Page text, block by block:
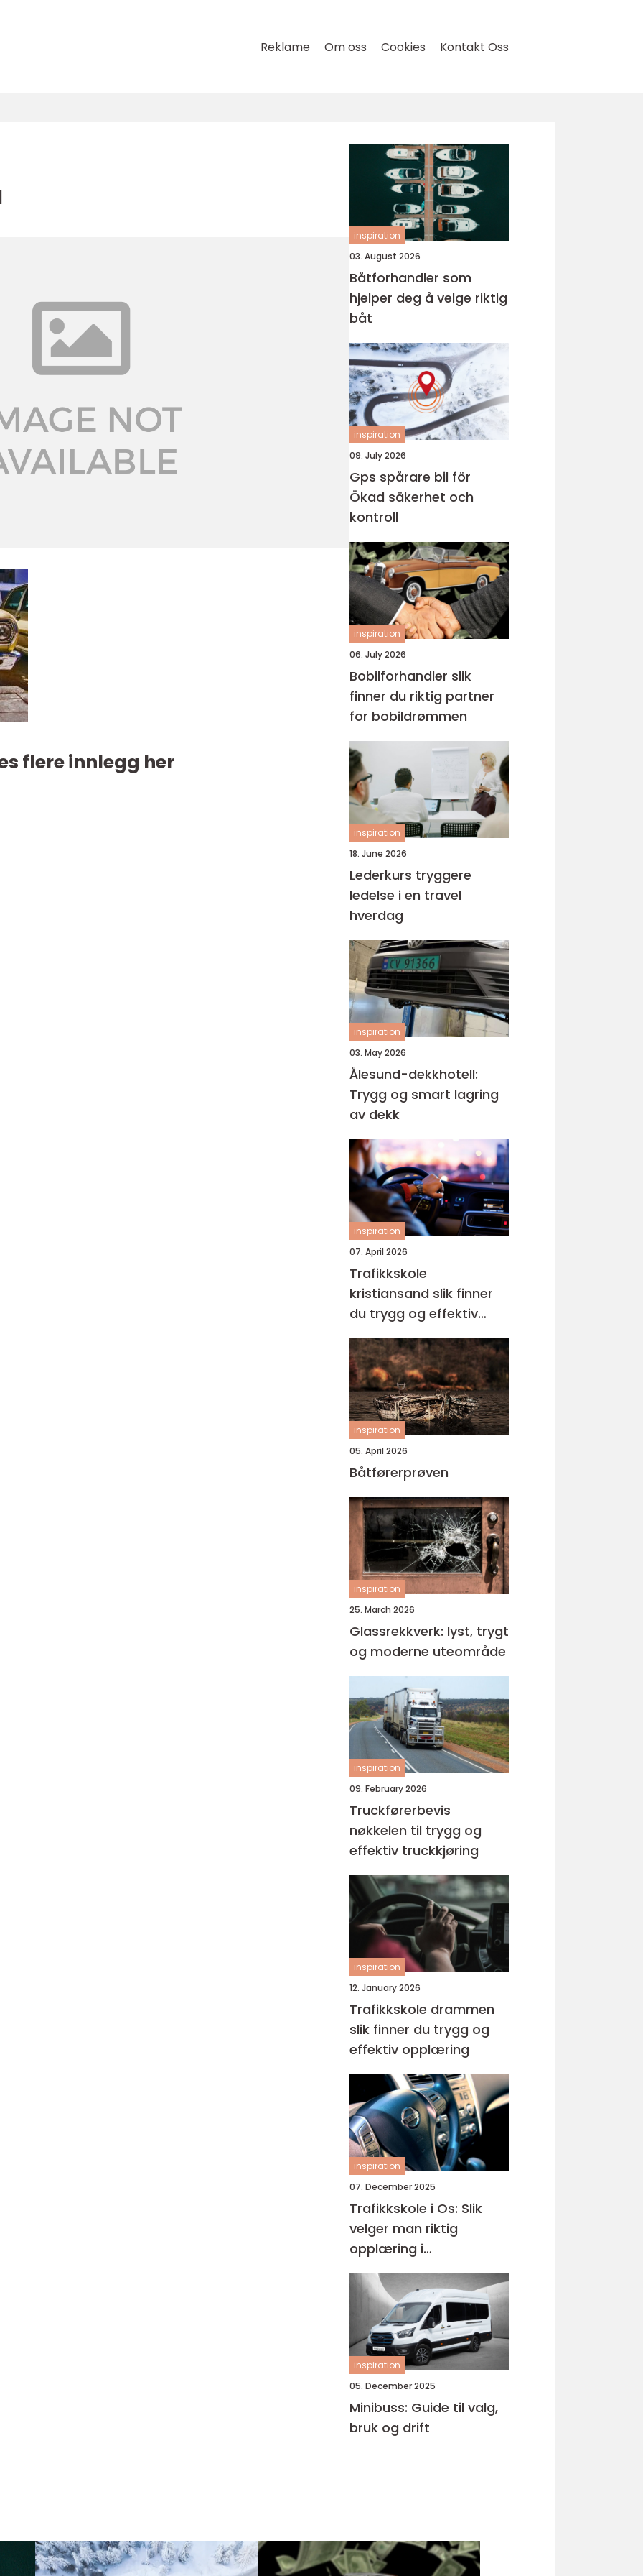
Reklame Om oss Cookies Kontakt Oss
flere innlegg her
inspiration
03. August 2026
Båtforhandler som
hjelper deg å velge riktig
båt
inspiration
09. July 2026
Gps spårare bil för
Ökad säkerhet och
kontroll
inspiration
06. July 2026
Bobilforhandler slik
finner du riktig partner
for bobildrømmen
inspiration
18. June 2026
Lederkurs tryggere
ledelse i en travel
hverdag
inspiration
03. May 2026
Ålesund-dekkhotell:
Trygg og smart lagring
av dekk
inspiration
07. April 2026
Trafikkskole
kristiansand slik finner
du trygg og effektiv
opplæring
inspiration
05. April 2026
Båtførerprøven
inspiration
25. March 2026
Glassrekkverk: lyst, trygt
og moderne uteområde
inspiration
09. February 2026
Truckførerbevis
nøkkelen til trygg og
effektiv truckkjøring
inspiration
12. January 2026
Trafikkskole drammen
slik finner du trygg og
effektiv opplæring
inspiration
07. December 2025
Trafikkskole i Os: Slik
velger man riktig
opplæring i
Bjørnafjorden
inspiration
05. December 2025
Minibuss: Guide til valg,
bruk og drift